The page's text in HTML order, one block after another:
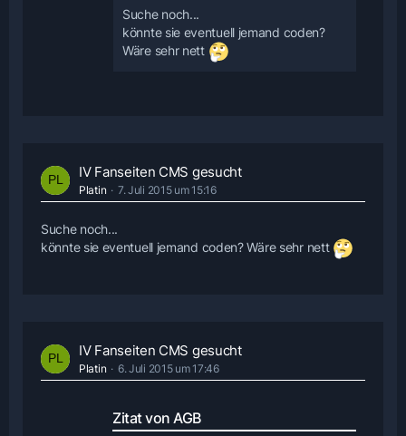
Suche noch...
könnte sie eventuell jemand coden?
Wäre sehr nett
IV Fanseiten CMS gesucht
Platin 7. Juli 2015 um 15:16
Suche noch...
könnte sie eventuell jemand coden? Wäre sehr nett
IV Fanseiten CMS gesucht
Platin 6. Juli 2015 um 17:46
Zitat von AGB